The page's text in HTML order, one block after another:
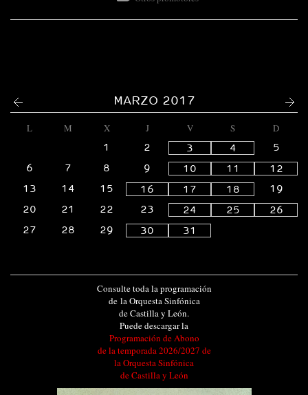
MARZO 2017
L M X J V S
D
1
2 3 4
5
6
7 8 9 10 11
12
13
14 15 16 17 18
19
20
21 22 23 24 25
26
27
28 29 30 31
Consulte toda la programación
de la Orquesta Sinfónica
de Castilla y León.
Puede descargar la
Programación de Abono
de la temporada 2026/2027 de
la Orquesta Sinfónica
de Castilla y León